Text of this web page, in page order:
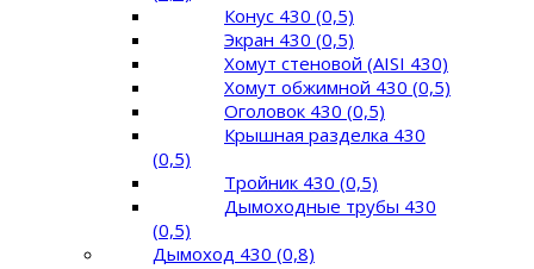
Конус 430 (0,5)
Экран 430 (0,5)
Хомут стеновой (AISI 430)
Хомут обжимной 430 (0,5)
Оголовок 430 (0,5)
Крышная разделка 430
(0,5)
Тройник 430 (0,5)
Дымоходные трубы 430
(0,5)
Дымоход 430 (0,8)